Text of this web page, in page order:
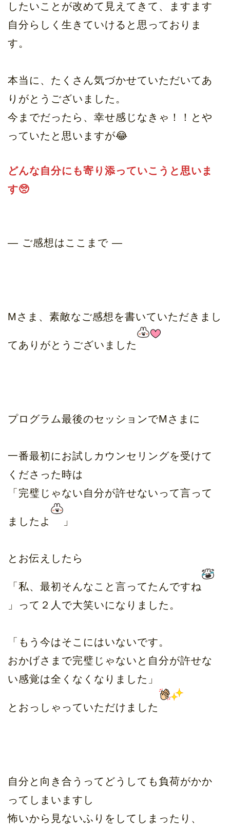
したいことが改めて見えてきて、ますます
自分らしく生きていけると思っておりま
す。
本当に、たくさん気づかせていただいてあ
りがとうございました。
今までだったら、幸せ感じなきゃ！！とや
っていたと思いますが😂
どんな自分にも寄り添っていこうと思いま
す🥺
— ご感想はここまで —
Mさま、素敵なご感想を書いていただきまし
てありがとうございました
プログラム最後のセッションでMさまに
一番最初にお試しカウンセリングを受けて
くださった時は
「完璧じゃない自分が許せないって言って
ましたよ 」
とお伝えしたら
「私、最初そんなこと言ってたんですね
」って２人で大笑いになりました。
「もう今はそこにはいないです。
おかげさまで完璧じゃないと自分が許せな
い感覚は全くなくなりました」
とおっしゃっていただけました
自分と向き合うってどうしても負荷がかか
ってしまいますし
怖いから見ないふりをしてしまったり、